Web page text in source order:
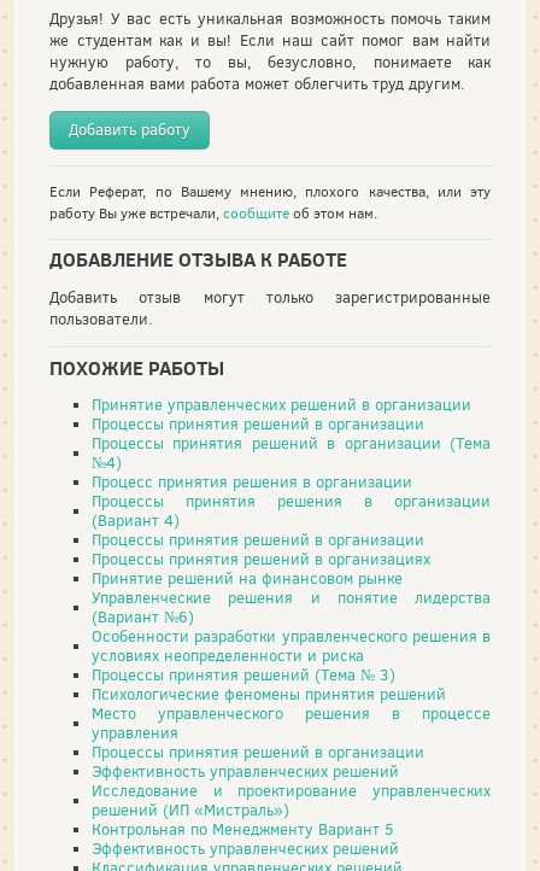
Друзья! У вас есть уникальная возможность помочь таким
же студентам как и вы! Если наш сайт помог вам найти
нужную работу, то вы, безусловно, понимаете как
добавленная вами работа может облегчить труд другим.
Добавить работу
Если Реферат, по Вашему мнению, плохого качества, или эту
работу Вы уже встречали,сообщитеоб этом нам.
ДОБАВЛЕНИЕ ОТЗЫВА К РАБОТЕ
Добавить отзыв могут только зарегистрированные
пользователи.
ПОХОЖИЕ РАБОТЫ
Принятие управленческих решений в организации
Процессы принятия решений в организации
Процессы принятия решений в организации (Тема
№4)
Процесс принятия решения в организации
Процессы принятия решения в организации
(Вариант 4)
Процессы принятия решений в организации
Процессы принятия решений в организациях
Принятие решений на финансовом рынке
Управленческие решения и понятие лидерства
(Вариант №6)
Особенности разработки управленческого решения в
условиях неопределенности и риска
Процессы принятия решений (Тема № 3)
Психологические феномены принятия решений
Место управленческого решения в процессе
управления
Процессы принятия решений в организации
Эффективность управленческих решений
Исследование и проектирование управленческих
решений (ИП «Мистраль»)
Контрольная по Менеджменту Вариант 5
Эффективность управленческих решений